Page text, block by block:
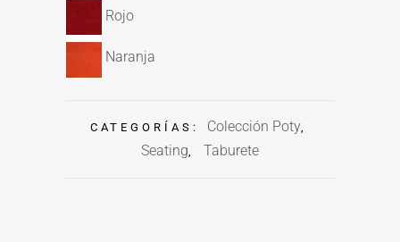
Rojo
Naranja
CATEGORÍAS: Colección Poty,
Seating, Taburete